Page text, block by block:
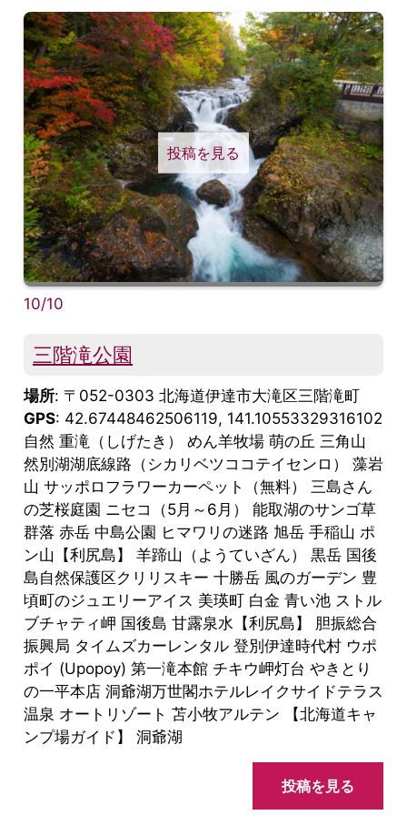
投稿を見る
10/10
三階滝公園
場所: 〒052-0303 北海道伊達市大滝区三階滝町
GPS: 42.67448462506119, 141.10553329316102
自然 重滝（しげたき） めん羊牧場 萌の丘 三角山
然別湖湖底線路（シカリベツココテイセンロ） 藻岩
山 サッポロフラワーカーペット（無料） 三島さん
の芝桜庭園 ニセコ（5月～6月） 能取湖のサンゴ草
群落 赤岳 中島公園 ヒマワリの迷路 旭岳 手稲山 ポ
ン山【利尻島】 羊蹄山（ようていざん） 黒岳 国後
島自然保護区クリリスキー 十勝岳 風のガーデン 豊
頃町のジュエリーアイス 美瑛町 白金 青い池 ストル
ブチャティ岬 国後島 甘露泉水【利尻島】 胆振総合
振興局 タイムズカーレンタル 登別伊達時代村 ウポ
ポイ (Upopoy) 第一滝本館 チキウ岬灯台 やきとり
の一平本店 洞爺湖万世閣ホテルレイクサイドテラス
温泉 オートリゾート 苫小牧アルテン 【北海道キャ
ンプ場ガイド】 洞爺湖
投稿を見る